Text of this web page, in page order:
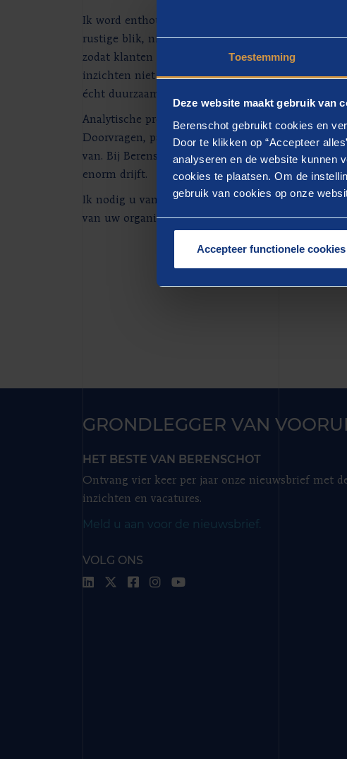
Toestemming
Deze website maakt gebruik van
Berenschot gebruikt cookies en
Door te klikken op “Accepteer
analyseren en de website kunnen
cookies te plaatsen. Om de
gebruik van cookies op onze
Accepteer functionele cookies
Ik word enthousiast van het scherp krijgen wat er
rustige blik, nieuwsgierigheid en een passie voor
zodat klanten direct stappen kunnen zetten. Het
inzichten niet alleen helderheid bieden, maar ook
écht duurzaam verschil maken.
Analytische precisie combineer ik graag met
Doorvragen, patronen ontdekken in de data en
van. Bij Berenschot kan ik deze aanpak
enorm drijft.
Ik nodig u van harte uit om contact op te nemen
van uw organisatie te verkennen!
GRONDLEGGER VAN
HET BESTE VAN BERENSCHOT
Ontvang vier keer per jaar onze nieuwsbrief met
inzichten en vacatures.
Meld u aan voor de nieuwsbrief.
VOLG ONS